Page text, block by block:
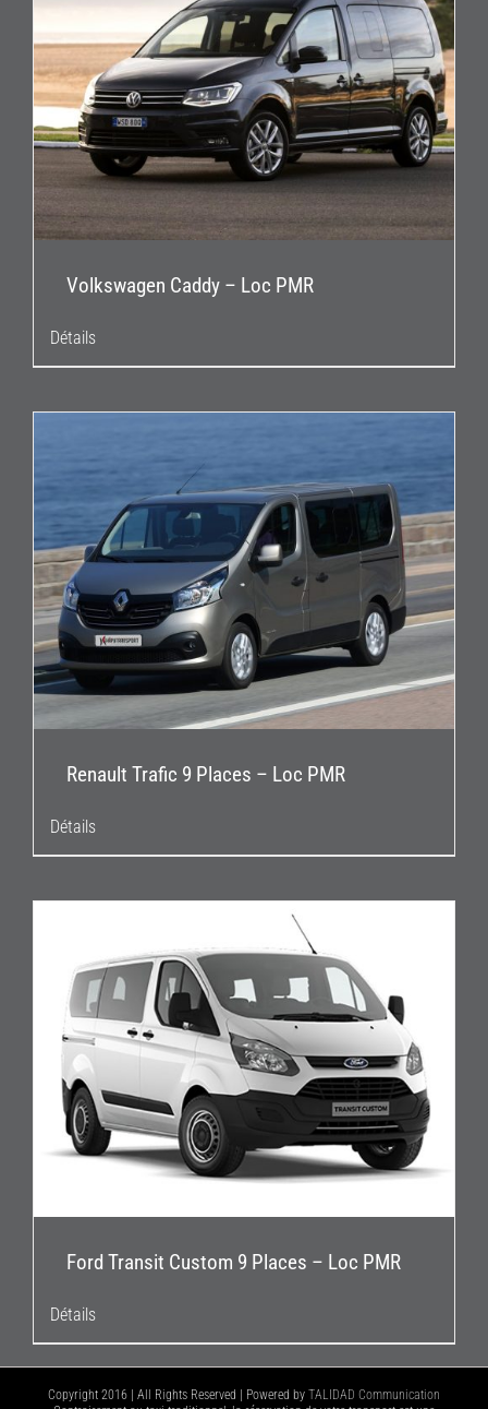
Volkswagen Caddy – Loc PMR
Détails
Renault Trafic 9 Places – Loc PMR
Détails
Ford Transit Custom 9 Places – Loc PMR
Détails
Copyright 2016 | All Rights Reserved | Powered by TALIDAD Communication